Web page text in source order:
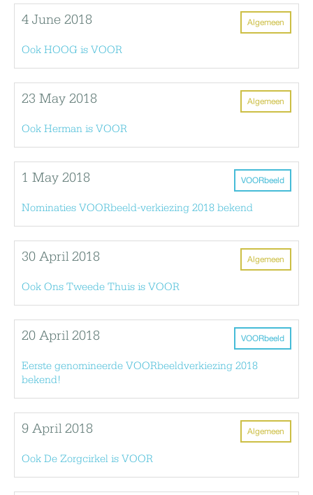
Algemeen
4 June 2018
Ook HOOG is VOOR
Algemeen
23 May 2018
Ook Herman is VOOR
VOORbeeld
1 May 2018
Nominaties VOORbeeld-verkiezing 2018 bekend
Algemeen
30 April 2018
Ook Ons Tweede Thuis is VOOR
VOORbeeld
20 April 2018
Eerste genomineerde VOORbeeldverkiezing 2018
bekend!
Algemeen
9 April 2018
Ook De Zorgcirkel is VOOR